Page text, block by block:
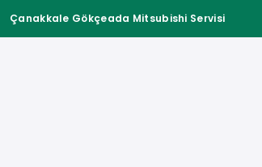
Çanakkale Gökçeada Mitsubishi Servisi